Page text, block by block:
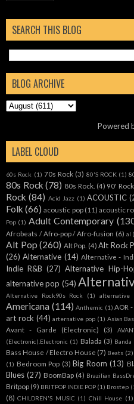
SEARCH THIS BLOG
BLOG ARCHIVE
Powered
LABEL CLOUD
60s Rock (1) 70s Rock (3) 80'S ROCK (1)
80s Rock (78) 80s Rock. (4) 90' Rock
Rock (84) Acid Jazz (1) ACOUSTIC
Folk (66) acoustic pop (11) acoustic
Pop (1) Adult Contemporary
Afrobeats / Afro-pop / Afro-fusion (6) al
Alt Pop (260) Alt Pop. (4) Alt Rock
(26) Alternative (14) Alternative -
Indie R&B (27) Alternative Hip-
alternative pop (54)
Alternative Rock90s Rock
(1) alternative
Americana (114) Anthemic (1) AOR
art rock (44) arternative pop (1) Asian
Avant - Garde (Electronic)
(3)
(Electronic).Electronic (1) Balada (3) Banda
Bass House / Electro House (7) Beats (2)
(1) Bedroom Pop (3) Big Room (13)
Blues (27) BoomBap (4) Brazilian
Britpop (9) BRITPOP INDIE POP (1) Brostep
(8) CHILDREN'S MUSIC (1) Chill House (1)